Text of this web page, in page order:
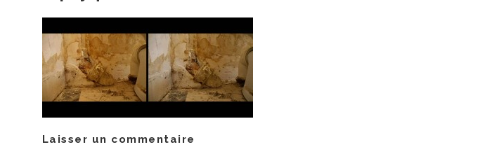
Laisser un commentaire